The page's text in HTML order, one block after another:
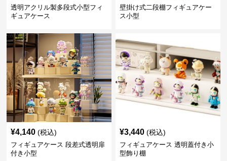
透明アクリル製多段式小型フィ
ギュアケース
壁掛け式二段棚フィギュアケー
ス小型
¥4,140 (税込)
フィギュアケース 段差式透明扉
付き小型
¥3,440 (税込)
フィギュアケース 透明蓋付き小
型飾り棚